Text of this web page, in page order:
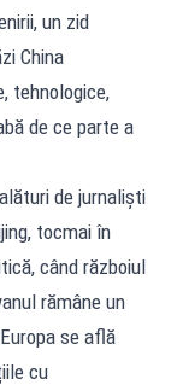
un zid
China
tehnologice,
de ce parte a
de jurnaliști
tocmai în
când războiul
rămâne un
se află
cu